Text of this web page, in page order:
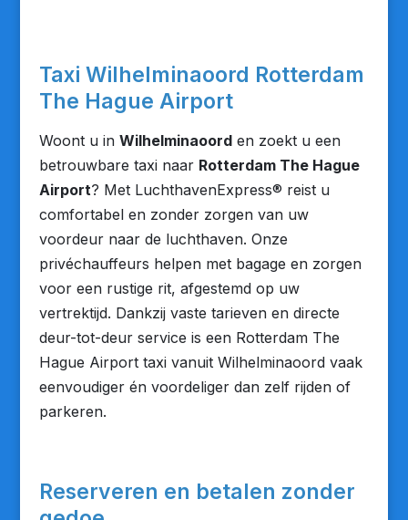
Taxi Wilhelminaoord Rotterdam
The Hague Airport
Woont u in Wilhelminaoorden zoekt u een
betrouwbare taxi naar Rotterdam The Hague
Airport? Met LuchthavenExpress® reist u
comfortabel en zonder zorgen van uw
voordeur naar de luchthaven. Onze
privéchauffeurs helpen met bagage en zorgen
voor een rustige rit, afgestemd op uw
vertrektijd. Dankzij vaste tarieven en directe
deur-tot-deur service is een Rotterdam The
Hague Airport taxi vanuit Wilhelminaoord vaak
eenvoudiger én voordeliger dan zelf rijden of
parkeren.
Reserveren en betalen zonder